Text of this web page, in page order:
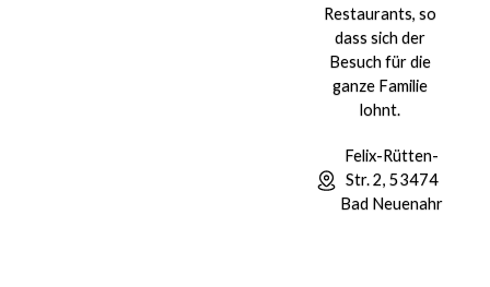
Restaurants, so
dass sich der
Besuch für die
ganze Familie
lohnt.
Felix-Rütten-
Str. 2, 53474
Bad Neuenahr